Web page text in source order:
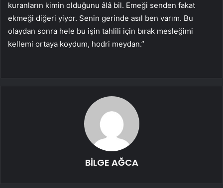
kuranların kimin olduğunu âlâ bil. Emeği senden fakat
ekmeği diğeri yiyor. Senin gerinde asıl ben varım. Bu
olaydan sonra hele bu işin tahlili için bırak mesleğimi
kellemi ortaya koydum, hodri meydan.”
BİLGE AĞCA